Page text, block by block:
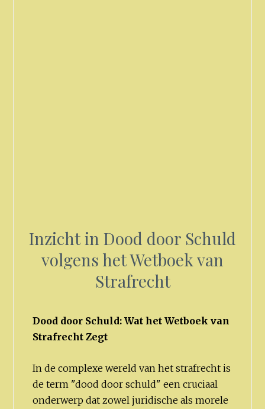
Inzicht in Dood door Schuld
volgens het Wetboek van
Strafrecht
Dood door Schuld: Wat het Wetboek van
Strafrecht Zegt
In de complexe wereld van het strafrecht is
de term "dood door schuld" een cruciaal
onderwerp dat zowel juridische als morele